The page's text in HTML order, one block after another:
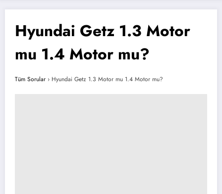
Hyundai Getz 1.3 Motor
mu 1.4 Motor mu?
Tüm Sorular › Hyundai Getz 1.3 Motor mu 1.4 Motor mu?